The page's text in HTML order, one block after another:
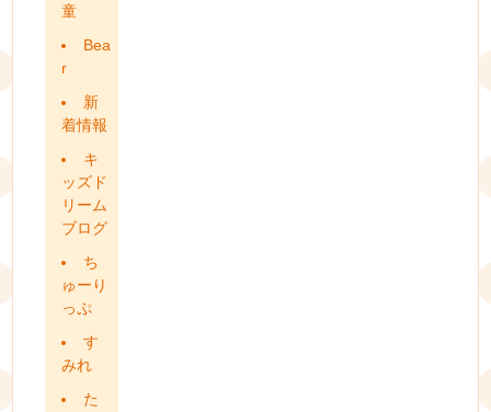
童
Bea
r
新
着情報
キ
ッズド
リーム
ブログ
ち
ゅーり
っぷ
す
みれ
た